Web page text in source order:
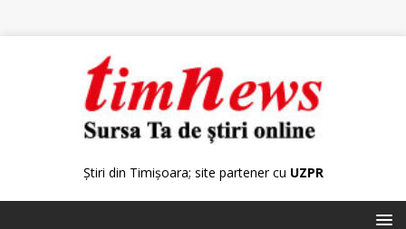
Știri din Timișoara; site partener cu UZPR